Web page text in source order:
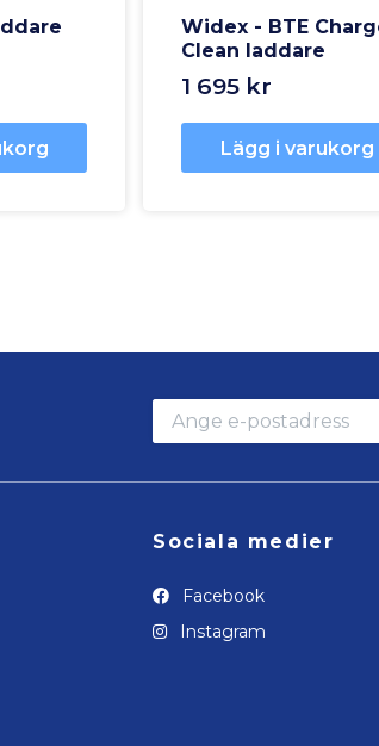
Widex - BTE
Clean laddare
1 695 kr
Lägg i varukorg
Sociala medier
Facebook
Instagram